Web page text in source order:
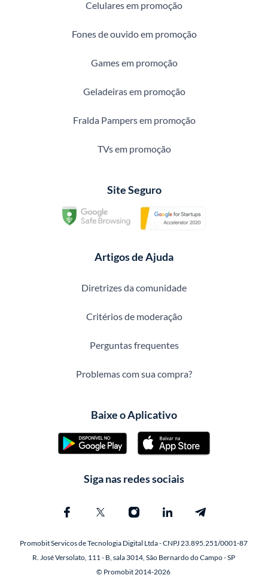
Celulares em promoção
Fones de ouvido em promoção
Games em promoção
Geladeiras em promoção
Fralda Pampers em promoção
TVs em promoção
Site Seguro
Artigos de Ajuda
Diretrizes da comunidade
Critérios de moderação
Perguntas frequentes
Problemas com sua compra?
Baixe o Aplicativo
Siga nas redes sociais
Promobit Servicos de Tecnologia Digital Ltda - CNPJ 23.895.251/0001-87
R. José Versolato, 111 - B, sala 3014, São Bernardo do Campo - SP
© Promobit 2014-2026